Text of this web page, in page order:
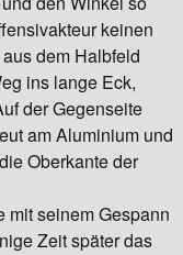
keinen
dem Halbfeld
ins lange Eck,
der Gegenseite
am Aluminium und
Oberkante der
mit seinem Gespann
Zeit später das